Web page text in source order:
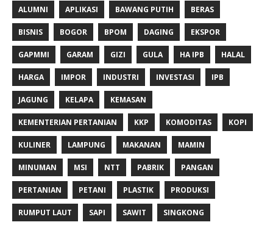
ALUMNI APLIKASI BAWANG PUTIH BERAS
BISNIS BOGOR BPOM DAGING EKSPOR
GAPMMI GARAM GIZI GULA HA IPB HALAL
HARGA IMPOR INDUSTRI INVESTASI IPB
JAGUNG KELAPA KEMASAN
KEMENTERIAN PERTANIAN KKP KOMODITAS KOPI
KULINER LAMPUNG MAKANAN MAMIN
MINUMAN MSI NTT PABRIK PANGAN
PERTANIAN PETANI PLASTIK PRODUKSI
RUMPUT LAUT SAPI SAWIT SINGKONG